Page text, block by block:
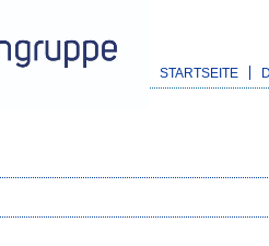
STARTSEITE